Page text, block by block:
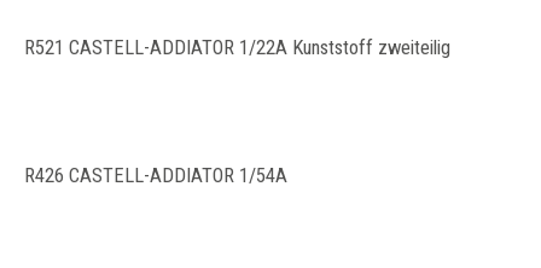
R521 CASTELL-ADDIATOR 1/22A Kunststoff zweiteilig
R426 CASTELL-ADDIATOR 1/54A